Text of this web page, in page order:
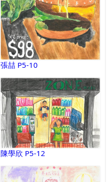
張喆 P5-10
陳學欣 P5-12